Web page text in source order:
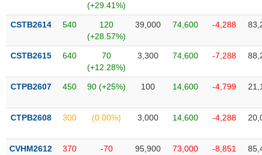
(+29.41%)
CSTB2614 540
120
(+28.57%)
39,000 74,600 -4,288
CSTB2615 640
70
(+12.28%)
3,300 74,600 -7,288
CTPB2607 450 90 (+25%) 100 14,600 -4,799
CTPB2608 300 (0.00%) 3,000 14,600 -4,288
CVHM2612 370
-70
95,900 73,000 -8,851
ĐỘNG
chứng
khoán
Tất cả Cổ phiếu Chỉ số Chứng chỉ quỹ Chứng